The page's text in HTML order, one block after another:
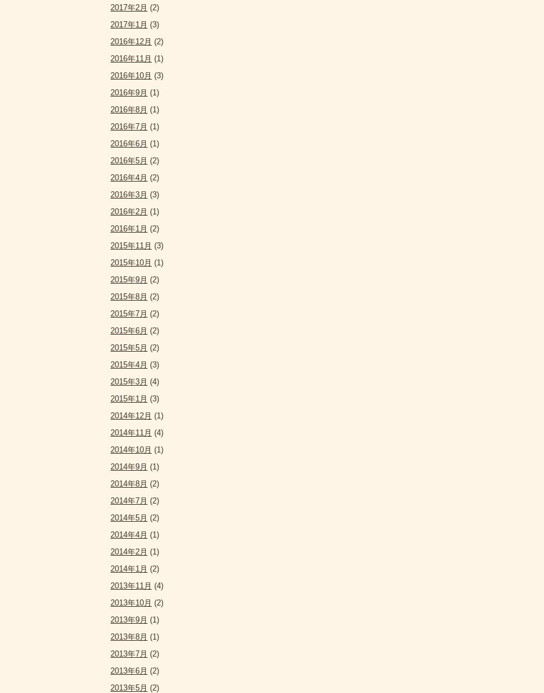
2017年2月 (2)
2017年1月 (3)
2016年12月 (2)
2016年11月 (1)
2016年10月 (3)
2016年9月 (1)
2016年8月 (1)
2016年7月 (1)
2016年6月 (1)
2016年5月 (2)
2016年4月 (2)
2016年3月 (3)
2016年2月 (1)
2016年1月 (2)
2015年11月 (3)
2015年10月 (1)
2015年9月 (2)
2015年8月 (2)
2015年7月 (2)
2015年6月 (2)
2015年5月 (2)
2015年4月 (3)
2015年3月 (4)
2015年1月 (3)
2014年12月 (1)
2014年11月 (4)
2014年10月 (1)
2014年9月 (1)
2014年8月 (2)
2014年7月 (2)
2014年5月 (2)
2014年4月 (1)
2014年2月 (1)
2014年1月 (2)
2013年11月 (4)
2013年10月 (2)
2013年9月 (1)
2013年8月 (1)
2013年7月 (2)
2013年6月 (2)
2013年5月 (2)